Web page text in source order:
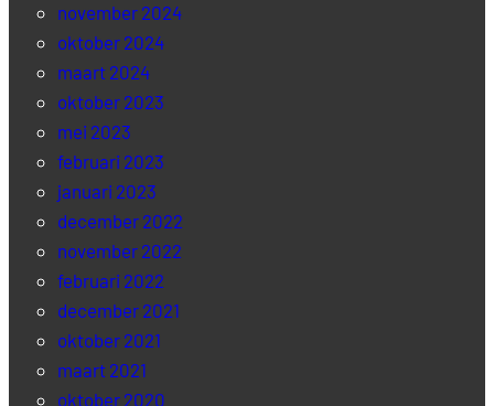
november 2024
oktober 2024
maart 2024
oktober 2023
mei 2023
februari 2023
januari 2023
december 2022
november 2022
februari 2022
december 2021
oktober 2021
maart 2021
oktober 2020